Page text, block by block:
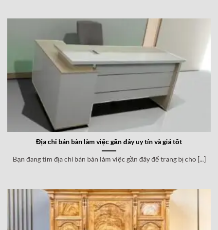
Địa chỉ bán bàn làm việc gần đây uy tín và giá tốt
Bạn đang tìm địa chỉ bán bàn làm việc gần đây để trang bị cho [...]